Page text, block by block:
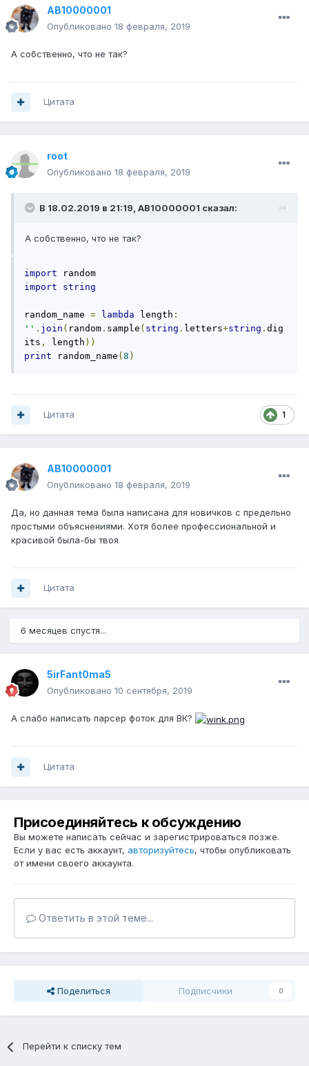
AB10000001
Опубликовано 18 февраля, 2019
А собственно, что не так?
Цитата
root
Опубликовано 18 февраля, 2019
В 18.02.2019 в 21:19, AB10000001 сказал:
А собственно, что не так?
import
import
string
random_name = lambda length :
'' . join ( random . sample ( string . letters+string . dig
its , length ))
print random_name ( 8 )
1
Цитата
AB10000001
Опубликовано 18 февраля, 2019
Да, но данная тема была написана для новичков с предельно
простыми объяснениями. Хотя более профессиональной и
красивой была-бы твоя
Цитата
6 месяцев спустя...
5irFant0ma5
Опубликовано 10 сентября, 2019
А слабо написать парсер фоток для ВК?
Цитата
Присоединяйтесь к обсуждению
Вы можете написать сейчас и зарегистрироваться позже.
Если у вас есть аккаунт, авторизуйтесь, чтобы опубликовать
от имени своего аккаунта.
Ответить в этой теме...
Поделиться Подписчики 0
Перейти к списку тем